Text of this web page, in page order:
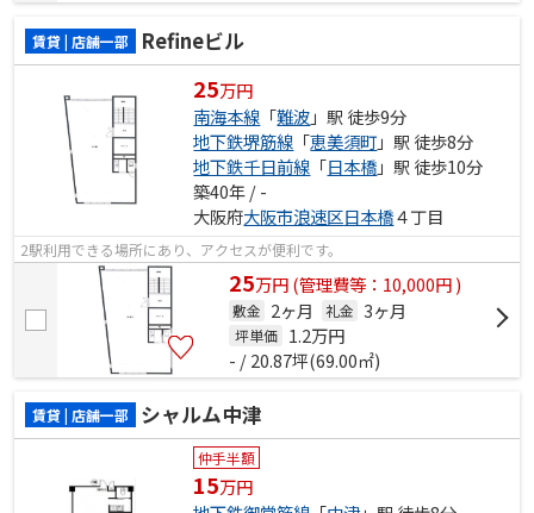
賃貸 | 店舗一部 Refineビル
25万円
南海本線 「難波」駅 徒歩9分
地下鉄堺筋線 「恵美須町」駅 徒歩8分
地下鉄千日前線 「日本橋」駅 徒歩10分
築40年 / -
大阪府大阪市浪速区日本橋４丁目
2駅利用できる場所にあり、アクセスが便利です。
25万円(管理費等：10,000円 )
敷金 2ヶ月 礼金 3ヶ月
坪単価 1.2万円
- / 20.87坪(69.00㎡)
賃貸 | 店舗一部 シャルム中津
仲手半額
15万円